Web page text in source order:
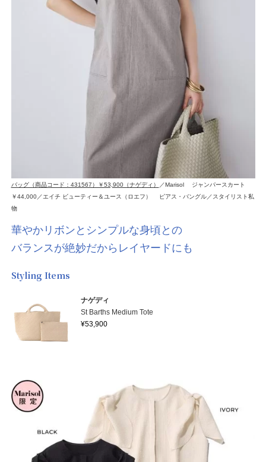
バッグ（商品コード：431567）￥53,900（ナゲディ）
／Marisol ジャンパースカート
￥44,000／エイチ ビューティー＆ユース（ロエフ） ピアス・バングル／スタイリスト私
物
華やかリボンとシンプルな身頃との
バランスが絶妙だからレイヤードにも
Styling Items
ナゲディ
St Barths Medium Tote
¥53,900